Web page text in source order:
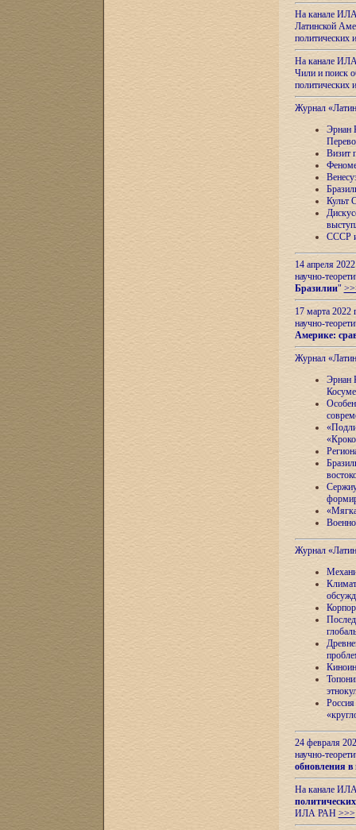
На канале
Латинской
На канале
Чили и поиск
Журнал
Эрнан
Визит
Культ
СССР и
14 апреля
научно-
Бразилии"
17 марта 2022
научно-
Америке:
Журнал
Эрнан
Журнал
24 февраля
научно-
обновления в
На канале
ИЛА РАН >>>